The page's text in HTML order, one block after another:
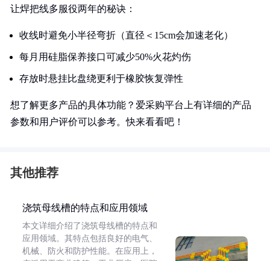
让焊把线多服役两年的秘诀：
收线时避免小半径弯折（直径＜15cm会加速老化）
每月用硅脂保养接口可减少50%火花灼伤
存放时悬挂比盘绕更利于橡胶恢复弹性
想了解更多产品的具体功能？爱采购平台上有详细的产品
参数和用户评价可以参考。快来看看吧！
其他推荐
浇筑母线槽的特点和应用领域
本文详细介绍了浇筑母线槽的特点和
应用领域。其特点包括良好的电气、
机械、防火和防护性能。在应用上，